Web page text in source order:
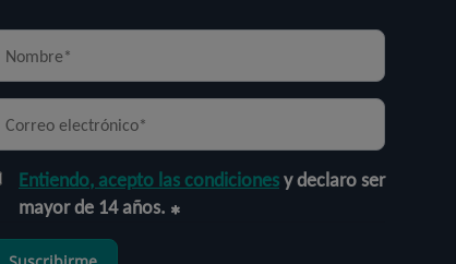
Entiendo, acepto las condicionesy declaro ser
mayor de 14 años.